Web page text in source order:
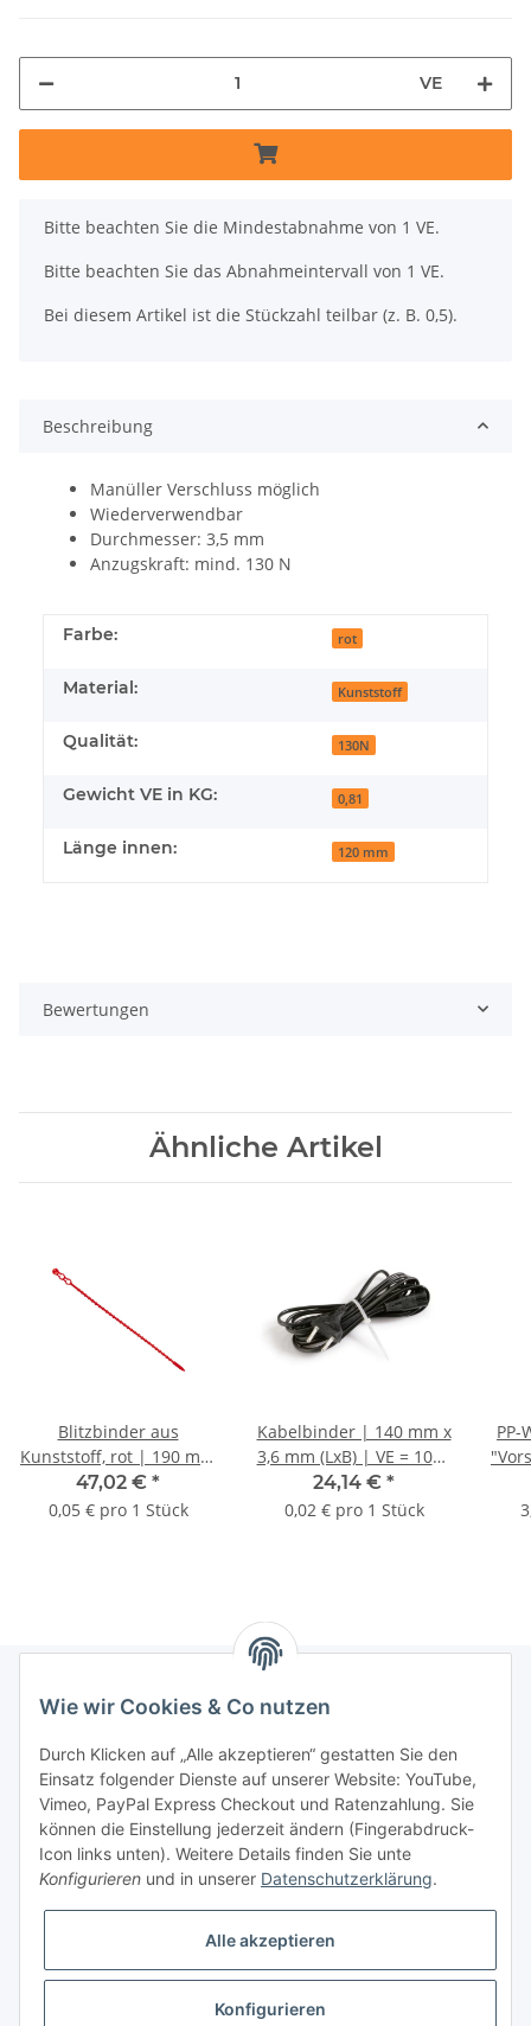
VE
x
Bitte beachten Sie die Mindestabnahme von 1 VE.
Bitte beachten Sie das Abnahmeintervall von 1 VE.
Bei diesem Artikel ist die Stückzahl teilbar (z. B. 0,5).
Beschreibung
Manüller Verschluss möglich
Wiederverwendbar
Durchmesser: 3,5 mm
Anzugskraft: mind. 130 N
Farbe: rot
Material: Kunststoff
Qualität: 130N
Gewicht VE in KG: 0,81
Länge innen: 120 mm
Bewertungen
Ähnliche Artikel
Blitzbinder aus
Kunststoff, rot | 190 mm
| VE = 1000 Stk.
47,02 € *
0,05 € pro 1 Stück
Kabelbinder | 140 mm x
3,6 mm (LxB) | VE = 1000
Stk.
24,14 € *
0,02 € pro 1 Stück
PP-
Gesetzliche Informationen
Vertrag widerrufen
* Alle Preise zzgl. gesetzlicher USt., zzgl.Versand
Wie wir Cookies & Co nutzen
Durch Klicken auf „Alle akzeptieren“ gestatten Sie den
Einsatz folgender Dienste auf unserer Website: YouTube,
Vimeo, PayPal Express Checkout und Ratenzahlung. Sie
können die Einstellung jederzeit ändern (Fingerabdruck-
Icon links unten). Weitere Details finden Sie unte
Konfigurieren und in unserer Datenschutzerklärung.
Alle akzeptieren
Konfigurieren